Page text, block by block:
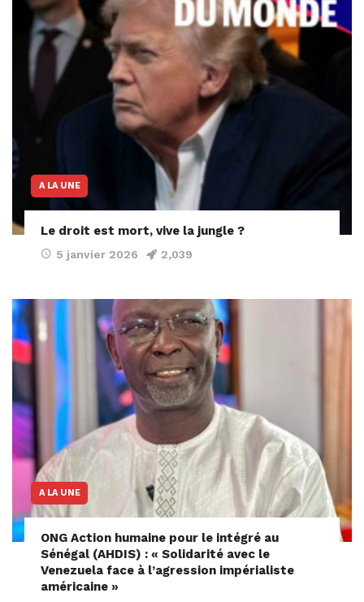
A LA UNE
Le droit est mort, vive la jungle ?
5 janvier 2026 2,039
A LA UNE
ONG Action humaine pour le intégré au
Sénégal (AHDIS) : « Solidarité avec le
Venezuela face à l’agression impérialiste
américaine »